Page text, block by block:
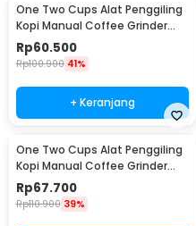
One Two Cups Alat Penggiling
Kopi Manual Coffee Grinder
Adjustable - RHNHA0176
Rp60.500
Rp100.900 41%
+ Keranjang
One Two Cups Alat Penggiling
Kopi Manual Coffee Grinder
Adjustable - CF4146
Rp67.700
Rp110.900 39%